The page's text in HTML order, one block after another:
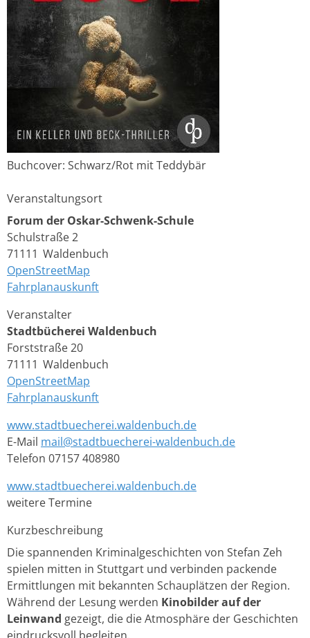
Buchcover: Schwarz/Rot mit Teddybär
Veranstaltungsort
Forum der Oskar-Schwenk-Schule
Schulstraße 2
71111 Waldenbuch
OpenStreetMap
Fahrplanauskunft
Veranstalter
Stadtbücherei Waldenbuch
Forststraße 20
71111 Waldenbuch
OpenStreetMap
Fahrplanauskunft
www.stadtbuecherei.waldenbuch.de
E-Mail mail@stadtbuecherei-waldenbuch.de
Telefon 07157 408980
www.stadtbuecherei.waldenbuch.de
weitere Termine
Kurzbeschreibung
Die spannenden Kriminalgeschichten von Stefan Zeh
spielen mitten in Stuttgart und verbinden packende
Ermittlungen mit bekannten Schauplätzen der Region.
Während der Lesung werden Kinobilder auf der
Leinwand gezeigt, die die Atmosphäre der Geschichten